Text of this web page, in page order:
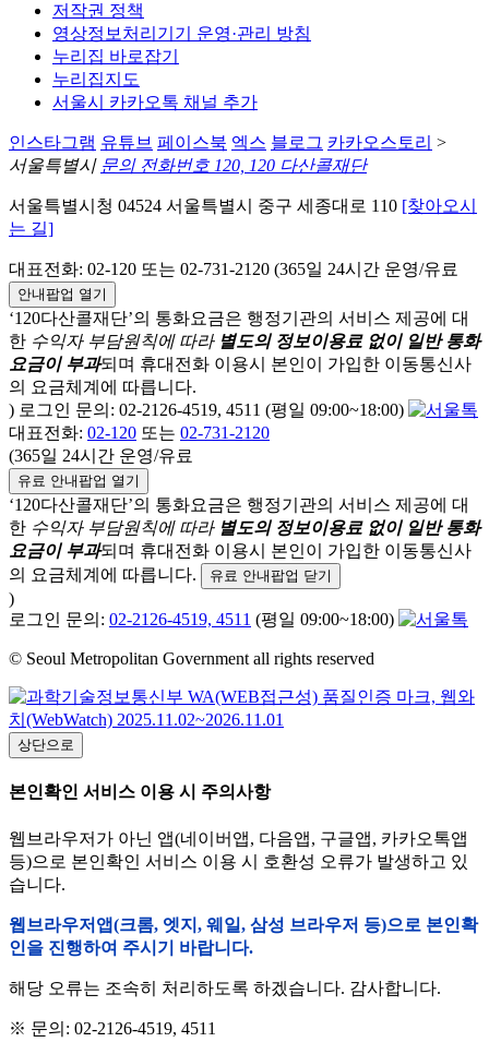
저작권 정책
영상정보처리기기 운영·관리 방침
누리집 바로잡기
누리집지도
서울시 카카오톡 채널 추가
인스타그램 유튜브 페이스북 엑스 블로그 카카오스토리 >
서울특별시 문의 전화번호 120, 120 다산콜재단
서울특별시청 04524 서울특별시 중구 세종대로 110 [찾아오시
는 길]
대표전화: 02-120 또는 02-731-2120 (365일 24시간 운영/유료
안내팝업 열기
‘120다산콜재단’의 통화요금은 행정기관의 서비스 제공에 대
한 수익자 부담원칙에 따라 별도의 정보이용료 없이 일반 통화
요금이 부과되며 휴대전화 이용시 본인이 가입한 이동통신사
의 요금체계에 따릅니다.
) 로그인 문의: 02-2126-4519, 4511 (평일 09:00~18:00)
대표전화: 02-120 또는 02-731-2120
(365일 24시간 운영/유료
유료 안내팝업 열기
‘120다산콜재단’의 통화요금은 행정기관의 서비스 제공에 대
한 수익자 부담원칙에 따라 별도의 정보이용료 없이 일반 통화
요금이 부과되며 휴대전화 이용시 본인이 가입한 이동통신사
의 요금체계에 따릅니다.
유료 안내팝업 닫기
)
로그인 문의: 02-2126-4519, 4511 (평일 09:00~18:00)
© Seoul Metropolitan Government all rights reserved
상단으로
본인확인 서비스 이용 시 주의사항
웹브라우저가 아닌 앱(네이버앱, 다음앱, 구글앱, 카카오톡앱
등)으로 본인확인 서비스 이용 시 호환성 오류가 발생하고 있
습니다.
웹브라우저앱(크롬, 엣지, 웨일, 삼성 브라우저 등)으로 본인확
인을 진행하여 주시기 바랍니다.
해당 오류는 조속히 처리하도록 하겠습니다. 감사합니다.
※ 문의: 02-2126-4519, 4511